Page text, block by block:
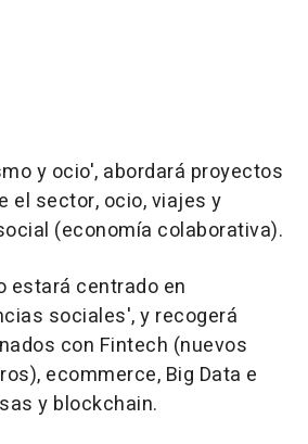
y ocio', abordará proyectos
el sector, ocio, viajes y
(economía colaborativa).
estará centrado en
sociales', y recogerá
con Fintech (nuevos
ecommerce, Big Data e
y blockchain.